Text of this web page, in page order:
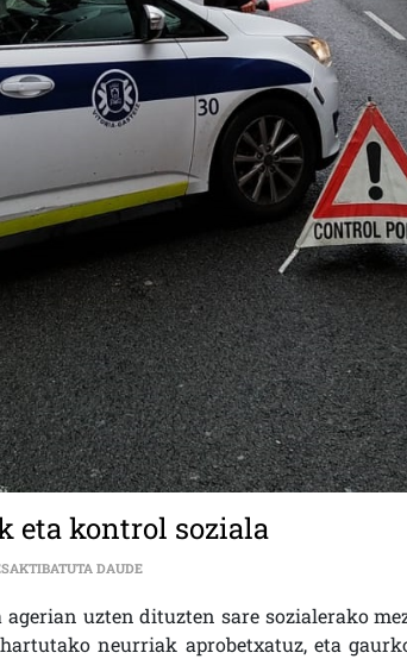
eta kontrol soziala
DAUDESOLASALDIA | GEHIEGIKERIA
uzten dituzten sare sozialerako
neurriak aprobetxatuz, eta